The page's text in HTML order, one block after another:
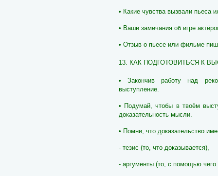
• Какие чувства вызвали пьеса
• Ваши замечания об игре
• Отзыв о пьесе или фильме
13. КАК ПОДГОТОВИТЬСЯ К
• Закончив работу над
выступление.
• Подумай, чтобы в твоём
доказательность мысли.
• Помни, что доказательство
- тезис (то, что доказывается),
- аргументы (то, с помощью чего